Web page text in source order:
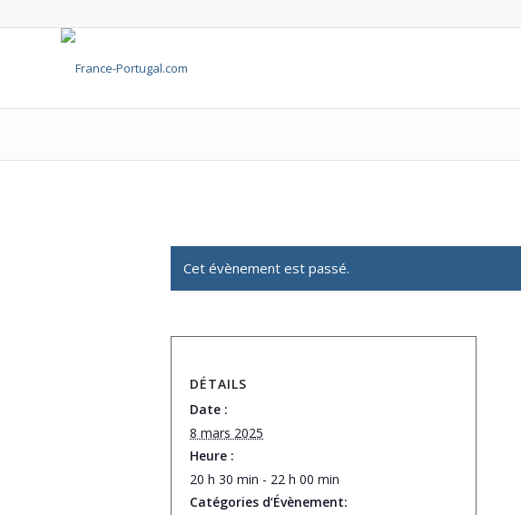
Cet évènement est passé.
DÉTAILS
Date :
8 mars 2025
Heure :
20 h 30 min - 22 h 00 min
Catégories d’Évènement: